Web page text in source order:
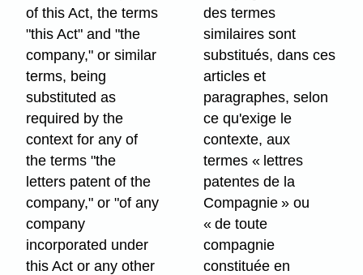
of this Act, the terms
"this Act" and "the
company," or similar
terms, being
substituted as
required by the
context for any of
the terms "the
letters patent of the
company," or "of any
company
incorporated under
this Act or any other
des termes
similaires sont
substitués, dans ces
articles et
paragraphes, selon
ce qu'exige le
contexte, aux
termes « lettres
patentes de la
Compagnie » ou
« de toute
compagnie
constituée en